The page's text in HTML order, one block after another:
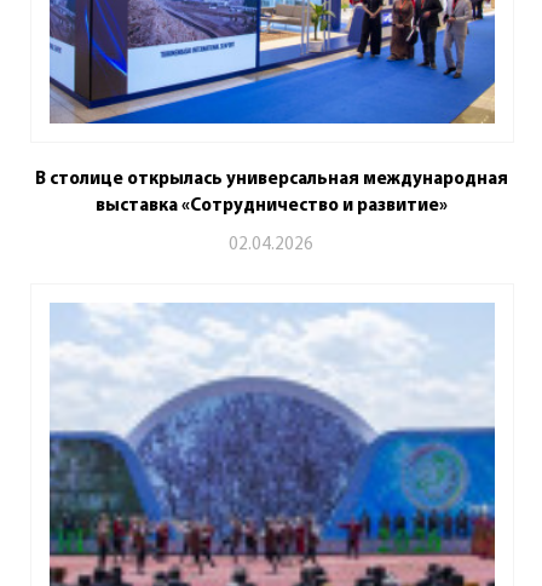
В столице открылась универсальная международная
выставка «Сотрудничество и развитие»
02.04.2026